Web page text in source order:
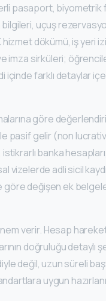
pasaport, biyometrik
uçuş
dökümü, iş yeri
imza sirküleri;
farklı detaylar
göre
pasif gelir (non
banka
vizelerde adli sicil
göre değişen ek
verir. Hesap
doğruluğu detaylı
değil, uzun süreli
uygun